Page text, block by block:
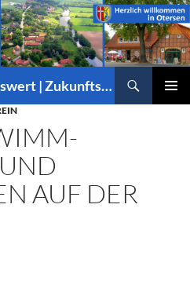
OTERSEN | Aktiv | Lebenswert | Zukunftsorientiert – mitten in Niedersachsen
AUF DER